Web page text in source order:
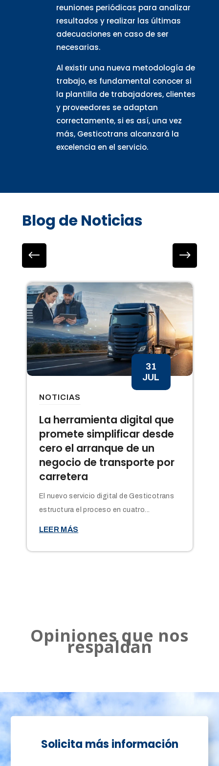
reuniones periódicas para analizar
resultados y realizar las últimas
adecuaciones en caso de ser
necesarias.
Al existir una nueva metodología de
trabajo, es fundamental conocer si
la plantilla de trabajadores, clientes
y proveedores se adaptan
correctamente, si es así, una vez
más, Gesticotrans alcanzará la
excelencia en el servicio.
Blog de Noticias
La herramienta digital que
promete simplificar desde
cero el arranque de un
negocio de transporte por
carretera
31
JUL
NOTICIAS
El nuevo servicio digital de Gesticotrans
estructura el proceso en cuatro...
LEER MÁS
Opiniones que nos
respaldan
Solicita más información